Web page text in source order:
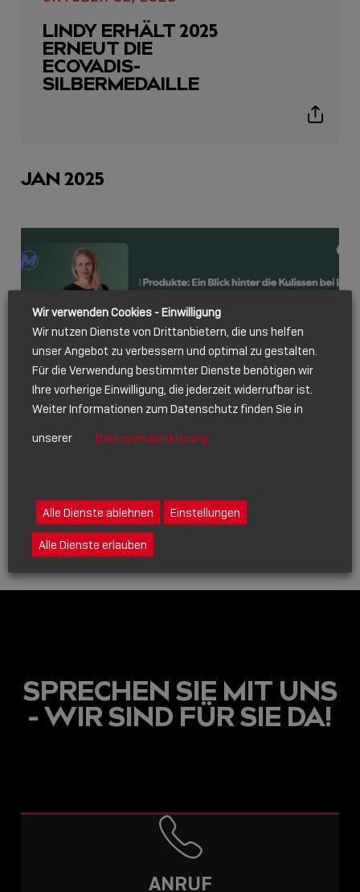
LINDY ERHÄLT 2025
ERNEUT DIE
ECOVADIS-
SILBERMEDAILLE
Show
JAN 2025
NACHHALTIGKEIT
SPRECHEN SIE MIT UNS
- WIR SIND FÜR SIE DA!
ANRUF
Wir verwenden Cookies - Einwilligung
Wir nutzen Dienste von Drittanbietern, die uns helfen
unser Angebot zu verbessern und optimal zu gestalten.
Für die Verwendung bestimmter Dienste benötigen wir
Ihre vorherige Einwilligung, die jederzeit widerrufbar ist.
Weiter Informationen zum Datenschutz finden Sie in
unserer
Datenschutzerklärung
Alle Dienste ablehnen Einstellungen
Alle Dienste erlauben